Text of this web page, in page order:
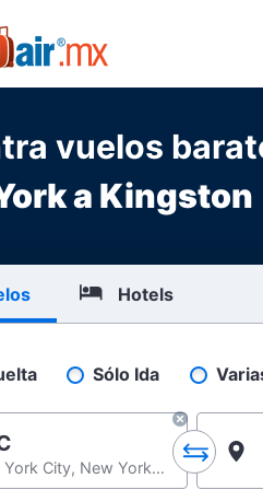
vuelos
a Kingston
Hotels
flight type
Sólo Ida
New York City, New York, United States